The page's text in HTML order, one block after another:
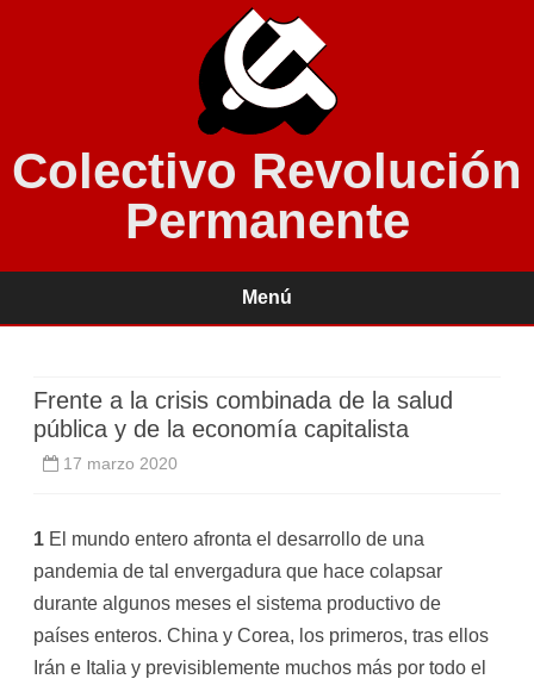
Colectivo Revolución
Permanente
Menú
Frente a la crisis combinada de la salud
pública y de la economía capitalista
17 marzo 2020
1 El mundo entero afronta el desarrollo de una
pandemia de tal envergadura que hace colapsar
durante algunos meses el sistema productivo de
países enteros. China y Corea, los primeros, tras ellos
Irán e Italia y previsiblemente muchos más por todo el